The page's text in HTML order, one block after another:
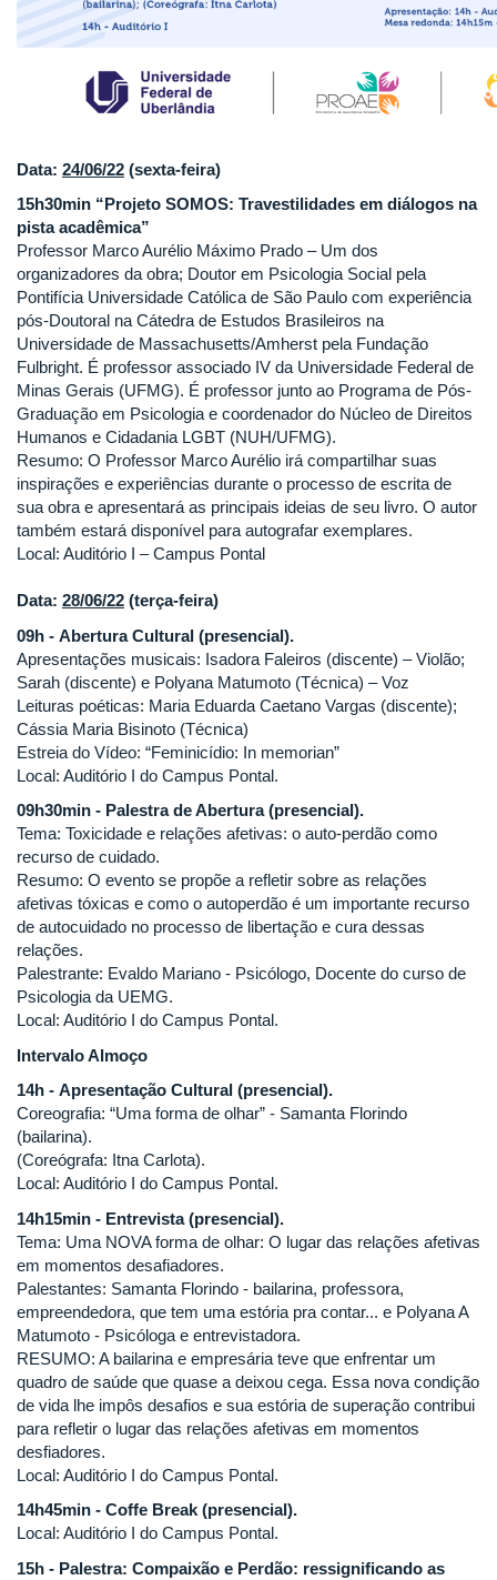
Data: 24/06/22 (sexta-feira)
15h30min “Projeto SOMOS: Travestilidades em diálogos na
pista acadêmica”
Professor Marco Aurélio Máximo Prado – Um dos
organizadores da obra; Doutor em Psicologia Social pela
Pontifícia Universidade Católica de São Paulo com experiência
pós-Doutoral na Cátedra de Estudos Brasileiros na
Universidade de Massachusetts/Amherst pela Fundação
Fulbright. É professor associado IV da Universidade Federal de
Minas Gerais (UFMG). É professor junto ao Programa de Pós-
Graduação em Psicologia e coordenador do Núcleo de Direitos
Humanos e Cidadania LGBT (NUH/UFMG).
Resumo: O Professor Marco Aurélio irá compartilhar suas
inspirações e experiências durante o processo de escrita de
sua obra e apresentará as principais ideias de seu livro. O autor
também estará disponível para autografar exemplares.
Local: Auditório I – Campus Pontal
Data: 28/06/22 (terça-feira)
09h - Abertura Cultural (presencial).
Apresentações musicais: Isadora Faleiros (discente) – Violão;
Sarah (discente) e Polyana Matumoto (Técnica) – Voz
Leituras poéticas: Maria Eduarda Caetano Vargas (discente);
Cássia Maria Bisinoto (Técnica)
Estreia do Vídeo: “Feminicídio: In memorian”
Local: Auditório I do Campus Pontal.
09h30min - Palestra de Abertura (presencial).
Tema: Toxicidade e relações afetivas: o auto-perdão como
recurso de cuidado.
Resumo: O evento se propõe a refletir sobre as relações
afetivas tóxicas e como o autoperdão é um importante recurso
de autocuidado no processo de libertação e cura dessas
relações.
Palestrante: Evaldo Mariano - Psicólogo, Docente do curso de
Psicologia da UEMG.
Local: Auditório I do Campus Pontal.
Intervalo Almoço
14h - Apresentação Cultural (presencial).
Coreografia: “Uma forma de olhar” - Samanta Florindo
(bailarina).
(Coreógrafa: Itna Carlota).
Local: Auditório I do Campus Pontal.
14h15min - Entrevista (presencial).
Tema: Uma NOVA forma de olhar: O lugar das relações afetivas
em momentos desafiadores.
Palestantes: Samanta Florindo - bailarina, professora,
empreendedora, que tem uma estória pra contar... e Polyana A
Matumoto - Psicóloga e entrevistadora.
RESUMO: A bailarina e empresária teve que enfrentar um
quadro de saúde que quase a deixou cega. Essa nova condição
de vida lhe impôs desafios e sua estória de superação contribui
para refletir o lugar das relações afetivas em momentos
desfiadores.
Local: Auditório I do Campus Pontal.
14h45min - Coffe Break (presencial).
Local: Auditório I do Campus Pontal.
15h - Palestra: Compaixão e Perdão: ressignificando as